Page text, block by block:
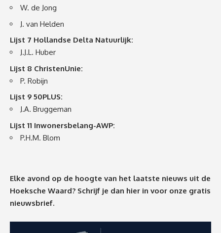
W. de Jong
J. van Helden
Lijst 7 Hollandse Delta Natuurlijk:
J.J.L. Huber
Lijst 8 ChristenUnie:
P. Robijn
Lijst 9 50PLUS:
J.A. Bruggeman
Lijst 11 Inwonersbelang-AWP:
P.H.M. Blom
Elke avond op de hoogte van het laatste nieuws uit de
Hoeksche Waard? Schrijf je dan hier in voor onze gratis
nieuwsbrief.